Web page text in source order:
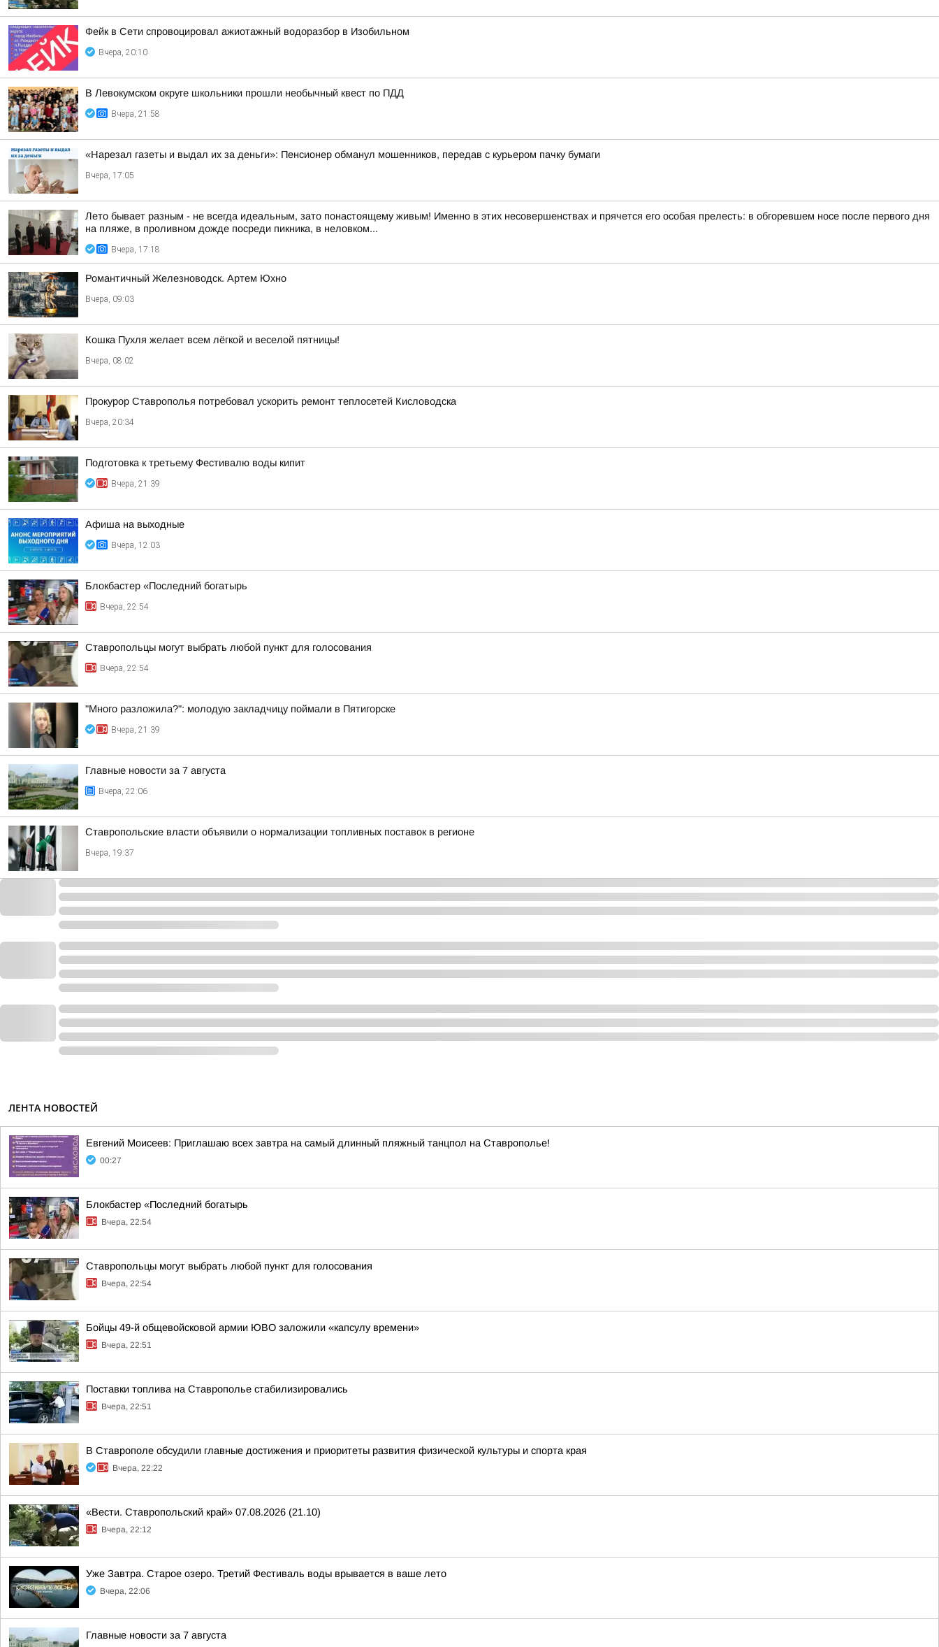
Фейк в Сети спровоцировал ажиотажный водоразбор в Изобильном
Вчера, 20:10
В Левокумском округе школьники прошли необычный квест по ПДД
Вчера, 21:58
«Нарезал газеты и выдал их за деньги»: Пенсионер обманул мошенников, передав с курьером пачку бумаги
Вчера, 17:05
Лето бывает разным - не всегда идеальным, зато понастоящему живым! Именно в этих несовершенствах и прячется его особая прелесть: в обгоревшем носе после первого дня
на пляже, в проливном дожде посреди пикника, в неловком...
Вчера, 17:18
Романтичный Железноводск. Артем Юхно
Вчера, 09:03
Кошка Пухля желает всем лёгкой и веселой пятницы!
Вчера, 08:02
Прокурор Ставрополья потребовал ускорить ремонт теплосетей Кисловодска
Вчера, 20:34
Подготовка к третьему Фестивалю воды кипит
Вчера, 21:39
Афиша на выходные
Вчера, 12:03
Блокбастер «Последний богатырь
Вчера, 22:54
Ставропольцы могут выбрать любой пункт для голосования
Вчера, 22:54
"Много разложила?": молодую закладчицу поймали в Пятигорске
Вчера, 21:39
Главные новости за 7 августа
Вчера, 22:06
Ставропольские власти объявили о нормализации топливных поставок в регионе
Вчера, 19:37
ЛЕНТА НОВОСТЕЙ
Евгений Моисеев: Приглашаю всех завтра на самый длинный пляжный танцпол на Ставрополье!
00:27
Блокбастер «Последний богатырь
Вчера, 22:54
Ставропольцы могут выбрать любой пункт для голосования
Вчера, 22:54
Бойцы 49-й общевойсковой армии ЮВО заложили «капсулу времени»
Вчера, 22:51
Поставки топлива на Ставрополье стабилизировались
Вчера, 22:51
В Ставрополе обсудили главные достижения и приоритеты развития физической культуры и спорта края
Вчера, 22:22
«Вести. Ставропольский край» 07.08.2026 (21.10)
Вчера, 22:12
Уже Завтра. Старое озеро. Третий Фестиваль воды врывается в ваше лето
Вчера, 22:06
Главные новости за 7 августа